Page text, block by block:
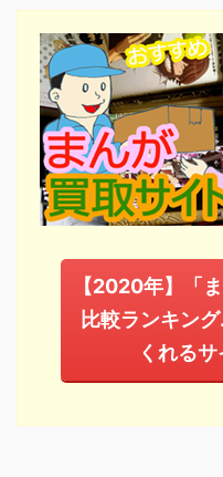
【2020年】「
比較ランキン
くれるサ